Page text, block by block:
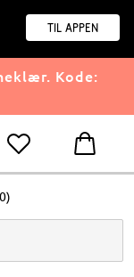
til appen
Kode: